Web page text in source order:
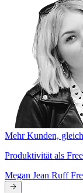
Mehr Kunden,
Produktivität als
Megan Jean Ruff